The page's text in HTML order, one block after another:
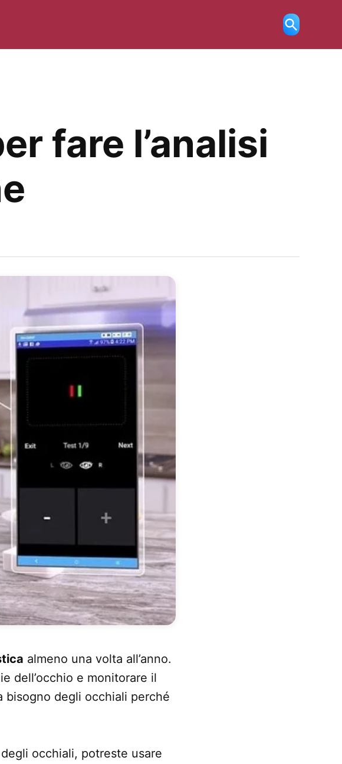
Ricerca
aperta
fare l’analisi
almeno una volta all’anno.
dell’occhio e monitorare il
degli occhiali perché
occhiali, potreste usare